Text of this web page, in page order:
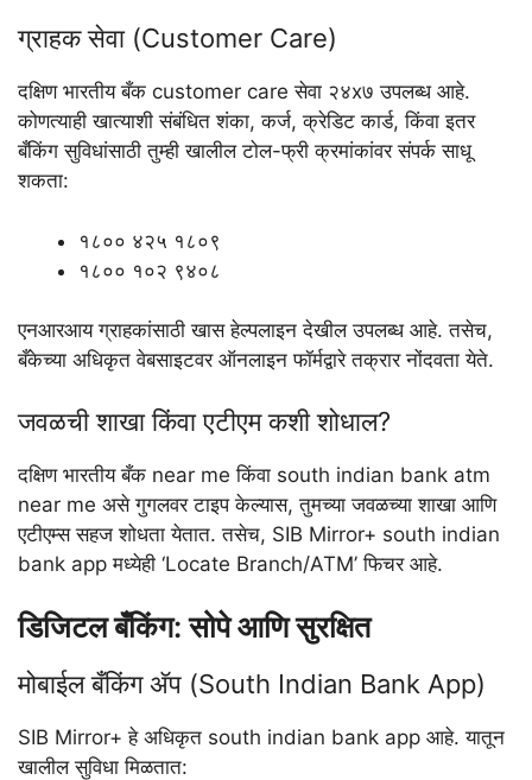
ग्राहक सेवा (Customer Care)
दक्षिण भारतीय बँक customer care सेवा २४x७ उपलब्ध आहे.
कोणत्याही खात्याशी संबंधित शंका, कर्ज, क्रेडिट कार्ड, किंवा इतर
बँकिंग सुविधांसाठी तुम्ही खालील टोल-फ्री क्रमांकांवर संपर्क साधू
शकता:
१८०० ४२५ १८०९
१८०० १०२ ९४०८
एनआरआय ग्राहकांसाठी खास हेल्पलाइन देखील उपलब्ध आहे. तसेच,
बँकेच्या अधिकृत वेबसाइटवर ऑनलाइन फॉर्मद्वारे तक्रार नोंदवता येते.
जवळची शाखा किंवा एटीएम कशी शोधाल?
दक्षिण भारतीय बँक near me किंवा south indian bank atm
near me असे गुगलवर टाइप केल्यास, तुमच्या जवळच्या शाखा आणि
एटीएम्स सहज शोधता येतात. तसेच, SIB Mirror+ south indian
bank app मध्येही ‘Locate Branch/ATM’ फिचर आहे.
डिजिटल बँकिंग: सोपे आणि सुरक्षित
मोबाईल बँकिंग अ‍ॅप (South Indian Bank App)
SIB Mirror+ हे अधिकृत south indian bank app आहे. यातून
खालील सुविधा मिळतात: